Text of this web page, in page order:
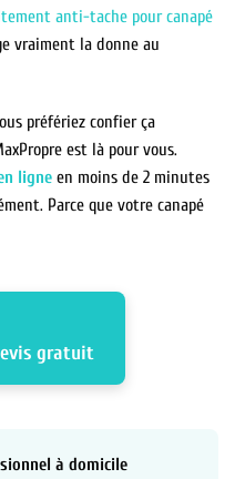
anti-tache pour canapé
vraiment la donne au
préfériez confier ça
est là pour vous.
ligne en moins de 2 minutes
Parce que votre canapé
gratuit
à domicile